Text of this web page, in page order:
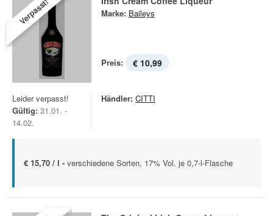
Verpasst! Marke: Baileys
Preis: € 10,99
Leider verpasst!
Gültig: 31.01. -
14.02.
Händler: CITTI
€ 15,70 / l - verschiedene Sorten, 17% Vol. je 0,7-l-Flasche